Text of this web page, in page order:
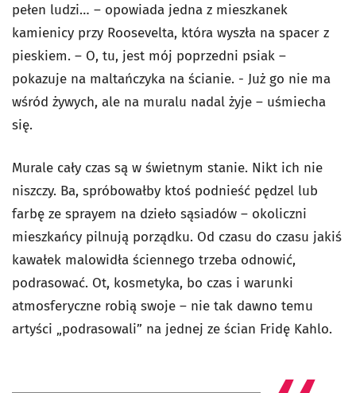
pełen ludzi… – opowiada jedna z mieszkanek
kamienicy przy Roosevelta, która wyszła na spacer z
pieskiem. – O, tu, jest mój poprzedni psiak –
pokazuje na maltańczyka na ścianie. - Już go nie ma
wśród żywych, ale na muralu nadal żyje – uśmiecha
się.
Murale cały czas są w świetnym stanie. Nikt ich nie
niszczy. Ba, spróbowałby ktoś podnieść pędzel lub
farbę ze sprayem na dzieło sąsiadów – okoliczni
mieszkańcy pilnują porządku. Od czasu do czasu jakiś
kawałek malowidła ściennego trzeba odnowić,
podrasować. Ot, kosmetyka, bo czas i warunki
atmosferyczne robią swoje – nie tak dawno temu
artyści „podrasowali” na jednej ze ścian Fridę Kahlo.